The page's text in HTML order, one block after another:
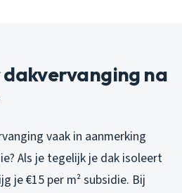
dakvervanging na
vaak in aanmerking
Als je tegelijk je dak isoleert
je €15 per m² subsidie. Bij